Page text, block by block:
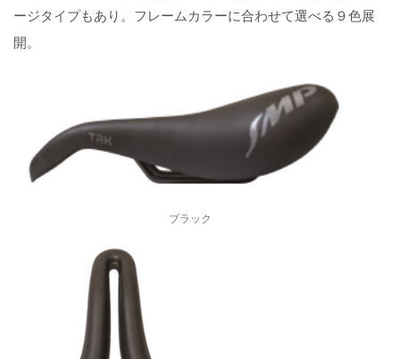
ージタイプもあり。フレームカラーに合わせて選べる９色展
開。
ブラック